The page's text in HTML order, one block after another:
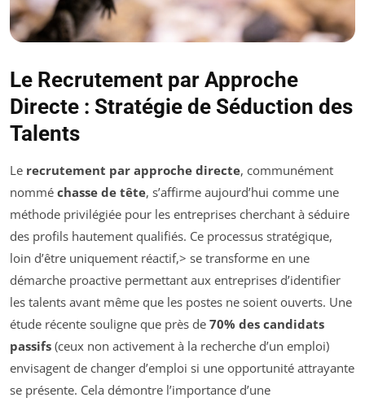
Le Recrutement par Approche
Directe : Stratégie de Séduction des
Talents
Le recrutement par approche directe, communément
nommé chasse de tête, s’affirme aujourd’hui comme une
méthode privilégiée pour les entreprises cherchant à séduire
des profils hautement qualifiés. Ce processus stratégique,
loin d’être uniquement réactif,> se transforme en une
démarche proactive permettant aux entreprises d’identifier
les talents avant même que les postes ne soient ouverts. Une
étude récente souligne que près de 70% des candidats
passifs (ceux non activement à la recherche d’un emploi)
envisagent de changer d’emploi si une opportunité attrayante
se présente. Cela démontre l’importance d’une